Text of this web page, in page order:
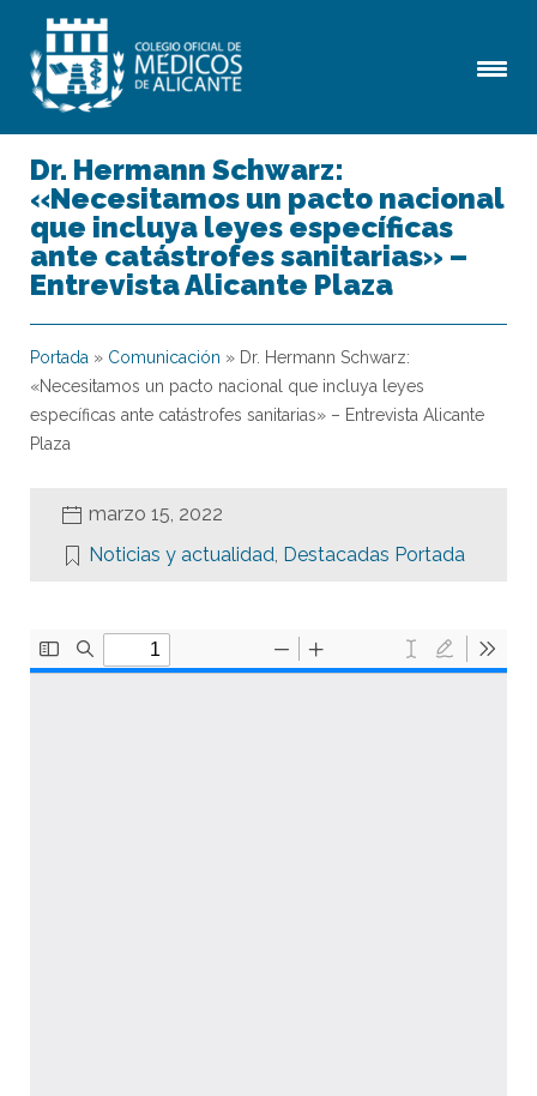
Dr. Hermann Schwarz:
«Necesitamos un pacto nacional
que incluya leyes específicas
ante catástrofes sanitarias» –
Entrevista Alicante Plaza
Portada » Comunicación » Dr. Hermann Schwarz:
«Necesitamos un pacto nacional que incluya leyes
específicas ante catástrofes sanitarias» – Entrevista Alicante
Plaza
marzo 15, 2022
Noticias y actualidad, Destacadas Portada